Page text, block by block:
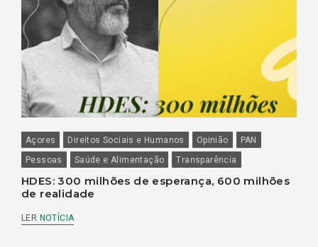
Açores Direitos Sociais e Humanos Opinião
PAN
Pessoas
Saúde e Alimentação Transparência
HDES: 300 milhões de esperança, 600 milhões
de realidade
LER NOTÍCIA